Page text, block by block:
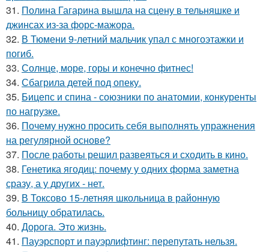
31. Полина Гагарина вышла на сцену в тельняшке и
джинсах из-за форс-мажора.
32. В Тюмени 9-летний мальчик упал с многоэтажки и
погиб.
33. Солнце, море, горы и конечно фитнес!
34. Сбагрила детей под опеку.
35. Бицепс и спина - союзники по анатомии, конкуренты
по нагрузке.
36. Почему нужно просить себя выполнять упражнения
на регулярной основе?
37. После работы решил развеяться и сходить в кино.
38. Генетика ягодиц: почему у одних форма заметна
сразу, а у других - нет.
39. В Токсово 15-летняя школьница в районную
больницу обратилась.
40. Дорога. Это жизнь.
41. Пауэрспорт и пауэрлифтинг: перепутать нельзя.